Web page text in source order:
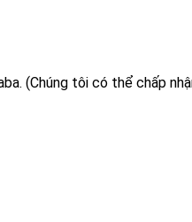
(Chúng tôi có thể chấp